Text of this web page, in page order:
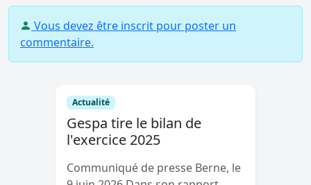
Vous devez être inscrit pour poster un
commentaire.
Actualité
Gespa tire le bilan de
l'exercice 2025
Communiqué de presse Berne, le